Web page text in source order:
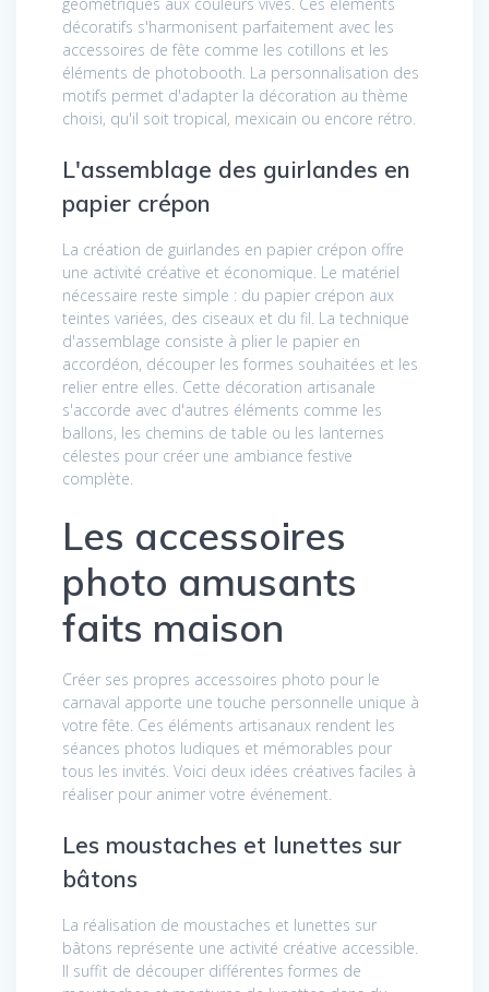
décoratifs s'harmonisent parfaitement avec les
accessoires de fête comme les cotillons et les
éléments de photobooth. La personnalisation des
motifs permet d'adapter la décoration au thème
choisi, qu'il soit tropical, mexicain ou encore rétro.
L'assemblage des guirlandes en
papier crépon
La création de guirlandes en papier crépon offre
une activité créative et économique. Le matériel
nécessaire reste simple : du papier crépon aux
teintes variées, des ciseaux et du fil. La technique
d'assemblage consiste à plier le papier en
accordéon, découper les formes souhaitées et les
relier entre elles. Cette décoration artisanale
s'accorde avec d'autres éléments comme les
ballons, les chemins de table ou les lanternes
célestes pour créer une ambiance festive
complète.
Les accessoires
photo amusants
faits maison
Créer ses propres accessoires photo pour le
carnaval apporte une touche personnelle unique à
votre fête. Ces éléments artisanaux rendent les
séances photos ludiques et mémorables pour
tous les invités. Voici deux idées créatives faciles à
réaliser pour animer votre événement.
Les moustaches et lunettes sur
bâtons
La réalisation de moustaches et lunettes sur
bâtons représente une activité créative accessible.
Il suffit de découper différentes formes de